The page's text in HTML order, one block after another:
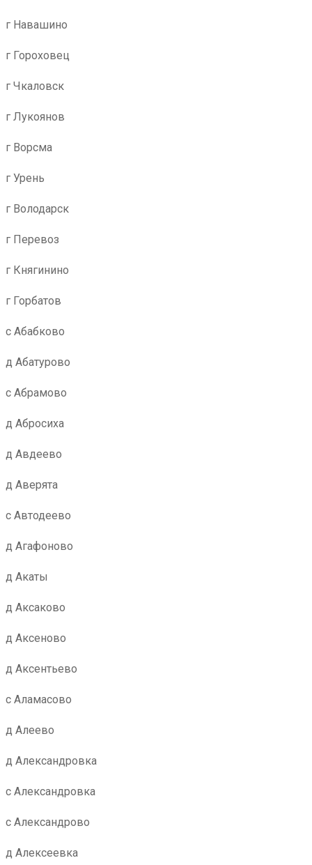
г Навашино
г Гороховец
г Чкаловск
г Лукоянов
г Ворсма
г Урень
г Володарск
г Перевоз
г Княгинино
г Горбатов
с Абабково
д Абатурово
с Абрамово
д Абросиха
д Авдеево
д Аверята
с Автодеево
д Агафоново
д Акаты
д Аксаково
д Аксеново
д Аксентьево
с Аламасово
д Алеево
д Александровка
с Александровка
с Александрово
д Алексеевка